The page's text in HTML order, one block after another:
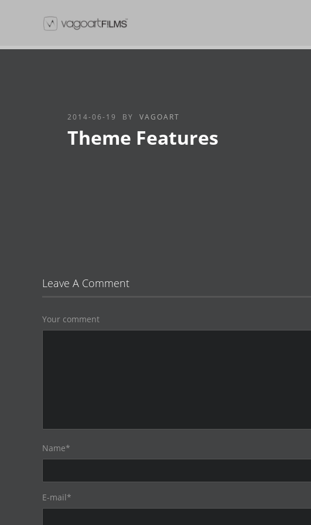
2014-06-19 BY VAGOART
Theme Features
Leave A Comment
Your comment
Name*
E-mail*